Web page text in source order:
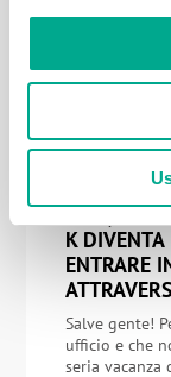
in realtà
progetto
CYBER-
NON):
K DIVENTA
ENTRARE
Salve gente!
ufficio e che
seria vacanza